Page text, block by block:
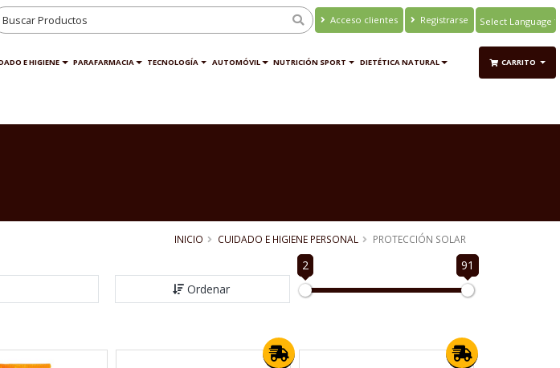
Acceso clientes Registrarse
Translate
E HIGIENE PARAFARMACIA TECNOLOGÍA AUTOMÓVIL NUTRICIÓN SPORT DIETÉTICA NATURAL CARRITO
INICIO CUIDADO E HIGIENE PERSONAL PROTECCIÓN SOLAR
Ordenar
2 91